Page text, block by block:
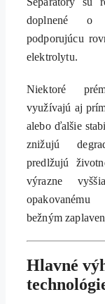
doplnené o
podporujúcu
elektrolytu.
Niektoré
využívajú aj
alebo ďalšie
znižujú
predlžujú
výrazne
bežným
Hlavné